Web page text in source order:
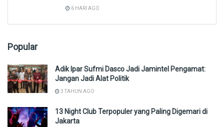
6 HARI AGO
Popular
Adik Ipar Sufmi Dasco Jadi Jamintel Pengamat:
Jangan Jadi Alat Politik
3 TAHUN AGO
13 Night Club Terpopuler yang Paling Digemari di
Jakarta